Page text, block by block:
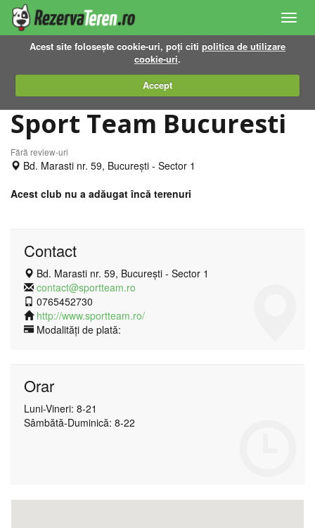
Acest site folosește cookie-uri, poți citi politica de utilizare
cookie-uri.
Accept
Sport Team Bucuresti
Fără review-uri
Bd. Marasti nr. 59, București - Sector 1
Acest club nu a adăugat încă terenuri
Contact
Bd. Marasti nr. 59, București - Sector 1
contact@sportteam.ro
0765452730
http://www.sportteam.ro/
Modalități de plată:
Orar
Luni-Vineri: 8-21
Sâmbătă-Duminică: 8-22